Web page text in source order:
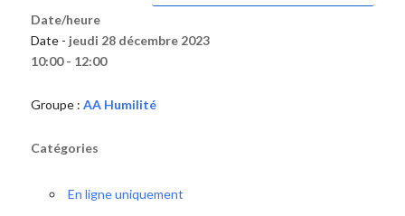
Date/heure
Date - jeudi 28 décembre 2023
10:00 - 12:00
Groupe : AA Humilité
Catégories
En ligne uniquement